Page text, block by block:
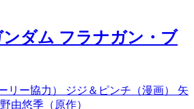
ダム フラナガン・ブ
リー協力） ジジ＆ピンチ（漫画） 矢
由悠季（原作）